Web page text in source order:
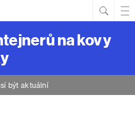
na kovy
být aktuální